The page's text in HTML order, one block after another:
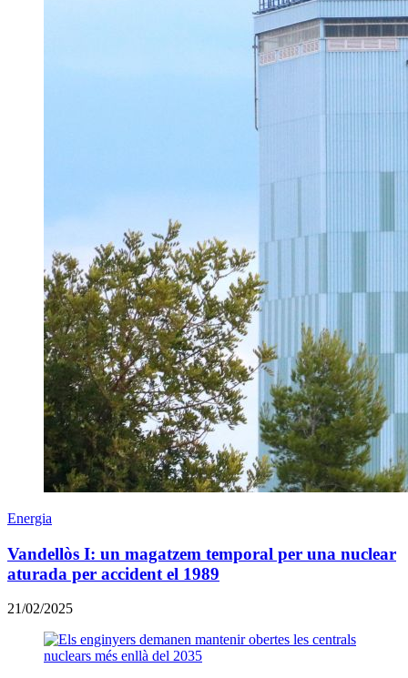
Energia
Vandellòs I: un magatzem temporal per una nuclear
aturada per accident el 1989
21/02/2025